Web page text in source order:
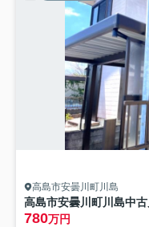
高島市安曇川町川島
高島市安曇川町川島中
780万円